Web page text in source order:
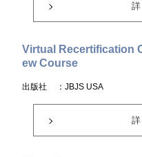
Virtual Recertification
ew Course
出版社 ：JBJS USA